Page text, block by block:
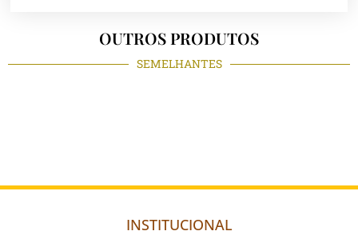
OUTROS PRODUTOS
SEMELHANTES
INSTITUCIONAL